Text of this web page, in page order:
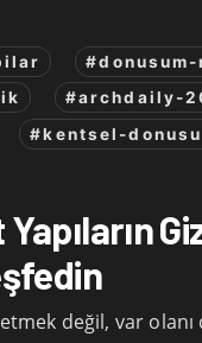
#archdaily-
#kentsel-
etmek değil, var